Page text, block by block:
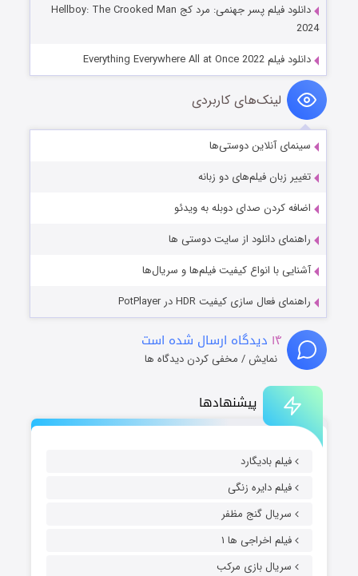
پیشنهادها
فیلم بادیگارد
فیلم دایره زنگی
سریال گنج مظفر
فیلم اخراجی ها ۱
سریال بازی مرکب
دانلود فیلم پسر جهنمی: مرد کج Hellboy: The Crooked Man
2024
دانلود فیلم Everything Everywhere All at Once 2022
لینک‌های کاربردی
سینمای آنلاین دوستی‌ها
تغییر زبان فیلم‌های دو زبانه
اضافه کردن صدای دوبله به ویدئو
راهنمای دانلود از سایت دوستی ها
آشنایی با انواع کیفیت فیلم‌ها و سریال‌ها
راهنمای فعال سازی کیفیت HDR در PotPlayer
۱۴ دیدگاه ارسال شده است
نمایش / مخفی کردن دیدگاه ها